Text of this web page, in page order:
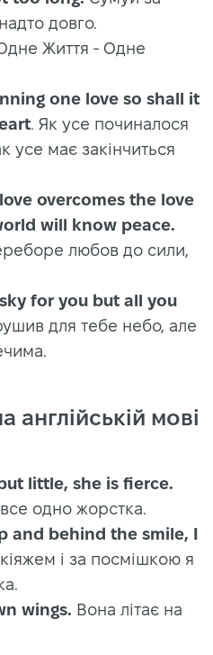
довго.
Життя - Одне
one love so shall it
. Як усе починалося
усе має закінчиться
overcomes the love
will know peace.
любов до сили,
for you but all you
для тебе небо, але
англійській мові
little, she is fierce.
одно жорстка.
and behind the smile, I
і за посмішкою я
wings. Вона літає на